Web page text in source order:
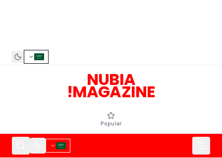
NUBIA
MAGAZINE!
Popular